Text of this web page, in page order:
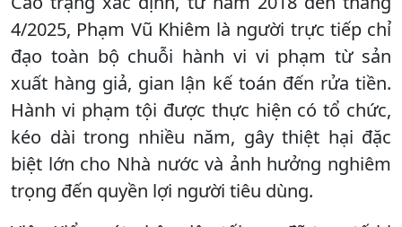
4/2025, Phạm Vũ Khiêm là người trực tiếp chỉ
đạo toàn bộ chuỗi hành vi vi phạm từ sản
xuất hàng giả, gian lận kế toán đến rửa tiền.
Hành vi phạm tội được thực hiện có tổ chức,
kéo dài trong nhiều năm, gây thiệt hại đặc
biệt lớn cho Nhà nước và ảnh hưởng nghiêm
trọng đến quyền lợi người tiêu dùng.